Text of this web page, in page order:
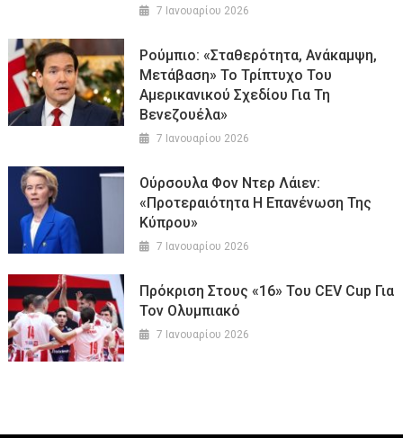
7 Ιανουαρίου 2026
Ρούμπιο: «Σταθερότητα, Ανάκαμψη,
Μετάβαση» Το Τρίπτυχο Του
Αμερικανικού Σχεδίου Για Τη
Βενεζουέλα»
7 Ιανουαρίου 2026
Ούρσουλα Φον Ντερ Λάιεν:
«Προτεραιότητα Η Επανένωση Της
Κύπρου»
7 Ιανουαρίου 2026
Πρόκριση Στους «16» Του CEV Cup Για
Τον Ολυμπιακό
7 Ιανουαρίου 2026